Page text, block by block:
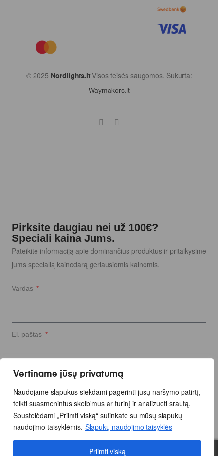
Vertiname jūsų privatumą
Naudojame slapukus siekdami pagerinti jūsų naršymo patirtį,
teikti suasmenintus skelbimus ar turinį ir analizuoti srautą.
Spustelėdami „Priimti viską“ sutinkate su mūsų slapukų
naudojimo taisyklėmis. Slapukų naudojimo taisyklės
Priimti viską
© 2025 Nordlights.ltVisos teisės saugomos. Sukurta:
Waymakers.lt
Pirksite daugiau nei už 100€?
Speciali kaina Jums.
Pateikite informaciją apie dominančius produktus ir pritaikysime
jums specialią kainodarą geriausiomis kainomis.
Vardas
El. paštas
Užklausos tekstas